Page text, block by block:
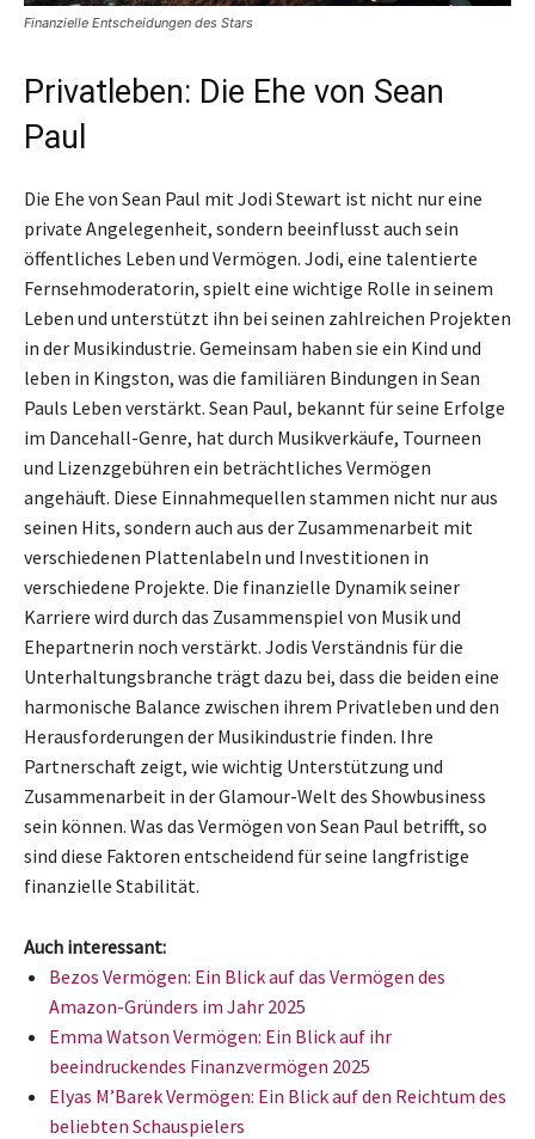
Finanzielle Entscheidungen des Stars
Privatleben: Die Ehe von Sean
Paul
Die Ehe von Sean Paul mit Jodi Stewart ist nicht nur eine
private Angelegenheit, sondern beeinflusst auch sein
öffentliches Leben und Vermögen. Jodi, eine talentierte
Fernsehmoderatorin, spielt eine wichtige Rolle in seinem
Leben und unterstützt ihn bei seinen zahlreichen Projekten
in der Musikindustrie. Gemeinsam haben sie ein Kind und
leben in Kingston, was die familiären Bindungen in Sean
Pauls Leben verstärkt. Sean Paul, bekannt für seine Erfolge
im Dancehall-Genre, hat durch Musikverkäufe, Tourneen
und Lizenzgebühren ein beträchtliches Vermögen
angehäuft. Diese Einnahmequellen stammen nicht nur aus
seinen Hits, sondern auch aus der Zusammenarbeit mit
verschiedenen Plattenlabeln und Investitionen in
verschiedene Projekte. Die finanzielle Dynamik seiner
Karriere wird durch das Zusammenspiel von Musik und
Ehepartnerin noch verstärkt. Jodis Verständnis für die
Unterhaltungsbranche trägt dazu bei, dass die beiden eine
harmonische Balance zwischen ihrem Privatleben und den
Herausforderungen der Musikindustrie finden. Ihre
Partnerschaft zeigt, wie wichtig Unterstützung und
Zusammenarbeit in der Glamour-Welt des Showbusiness
sein können. Was das Vermögen von Sean Paul betrifft, so
sind diese Faktoren entscheidend für seine langfristige
finanzielle Stabilität.
Auch interessant:
Bezos Vermögen: Ein Blick auf das Vermögen des
Amazon-Gründers im Jahr 2025
Emma Watson Vermögen: Ein Blick auf ihr
beeindruckendes Finanzvermögen 2025
Elyas M’Barek Vermögen: Ein Blick auf den Reichtum des
beliebten Schauspielers